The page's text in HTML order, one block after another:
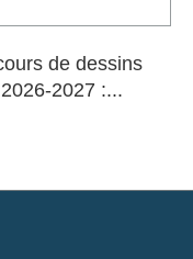
de dessins
2027 :...